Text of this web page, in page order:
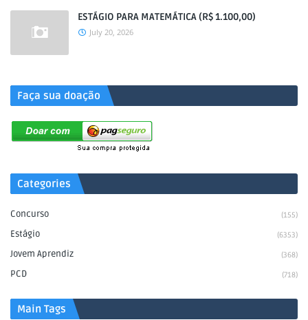
ESTÁGIO PARA MATEMÁTICA (R$ 1.100,00)
July 20, 2026
Faça sua doação
Categories
Concurso (155)
Estágio (6353)
Jovem Aprendiz (368)
PCD (718)
Main Tags